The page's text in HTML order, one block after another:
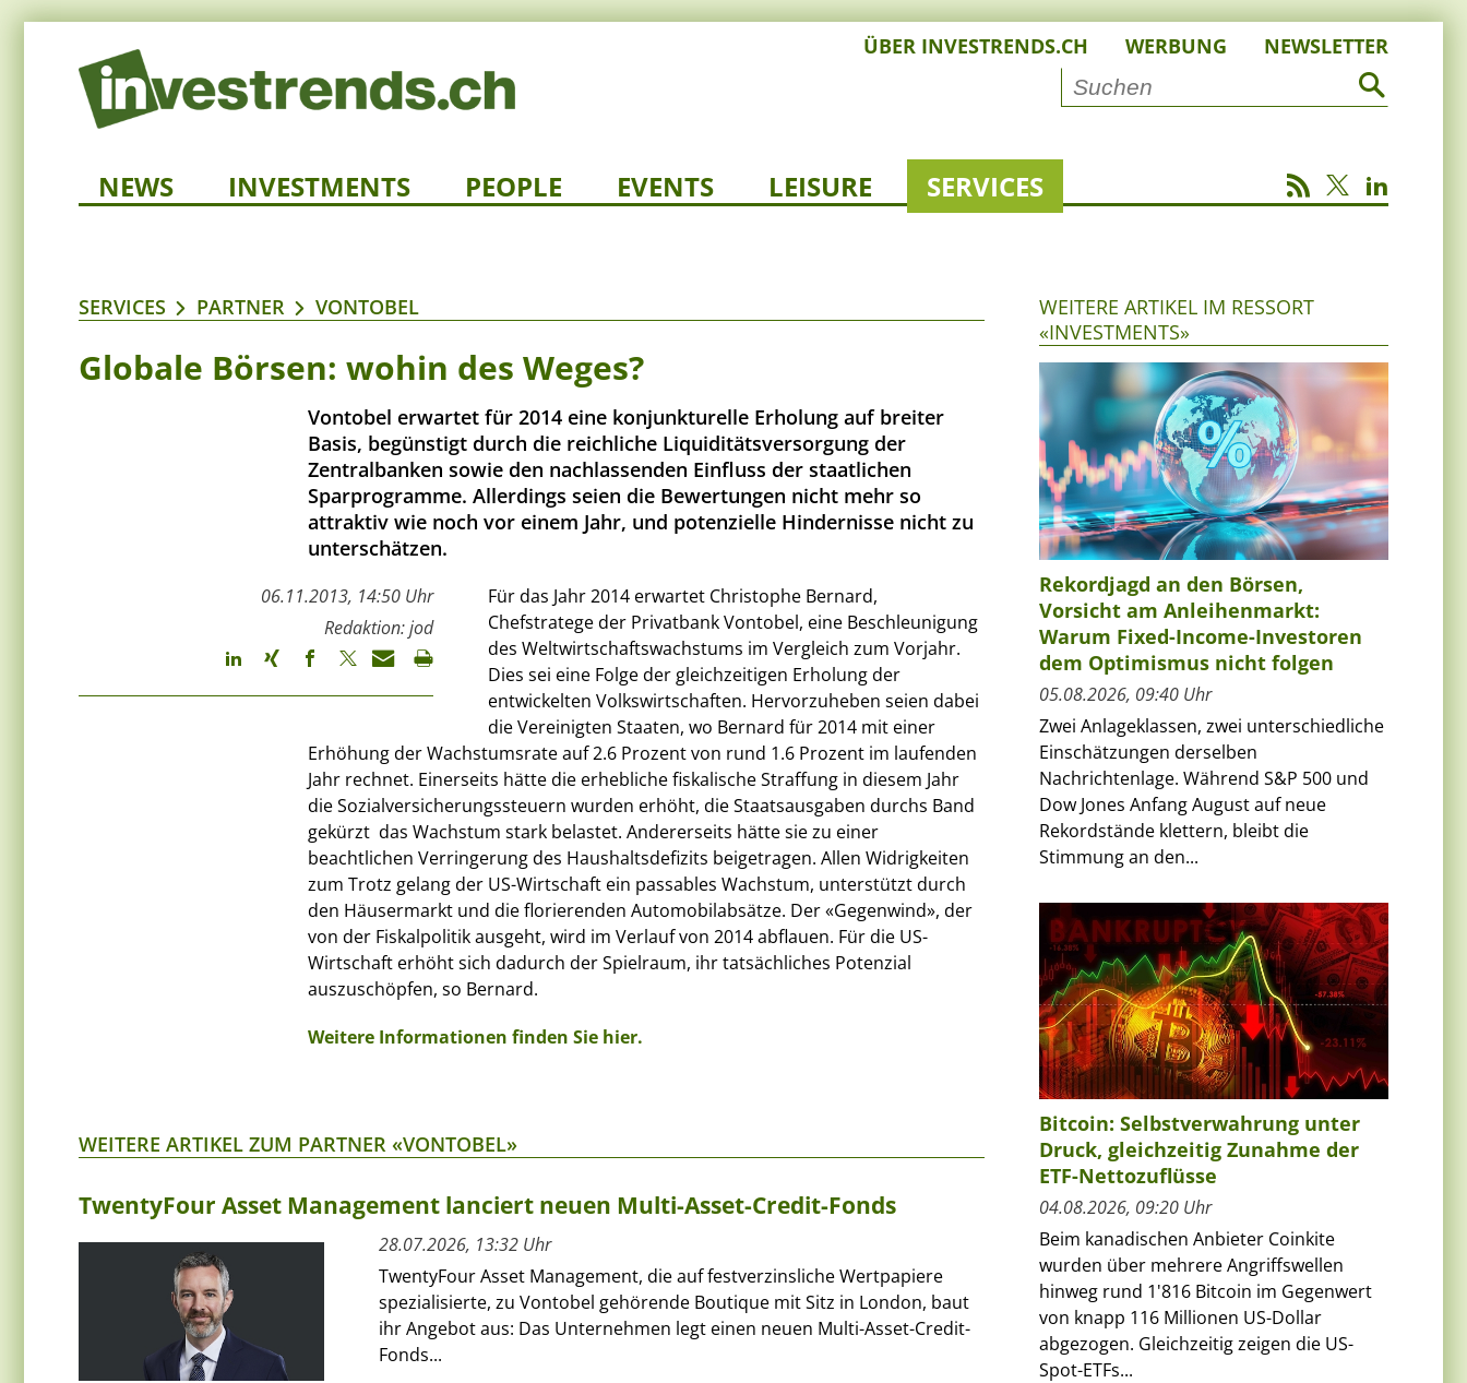
ÜBER INVESTRENDS.CH WERBUNG NEWSLETTER
NEWS INVESTMENTS PEOPLE EVENTS LEISURE SERVICES
SERVICES PARTNER VONTOBEL
Globale Börsen: wohin des Weges?
Vontobel erwartet für 2014 eine konjunkturelle Erholung auf breiter
Basis, begünstigt durch die reichliche Liquiditätsversorgung der
Zentralbanken sowie den nachlassenden Einfluss der staatlichen
Sparprogramme. Allerdings seien die Bewertungen nicht mehr so
attraktiv wie noch vor einem Jahr, und potenzielle Hindernisse nicht zu
unterschätzen.
06.11.2013, 14:50 Uhr
Redaktion: jod
Für das Jahr 2014 erwartet Christophe Bernard,
Chefstratege der Privatbank Vontobel, eine Beschleunigung
des Weltwirtschaftswachstums im Vergleich zum Vorjahr.
Dies sei eine Folge der gleichzeitigen Erholung der
entwickelten Volkswirtschaften. Hervorzuheben seien dabei
die Vereinigten Staaten, wo Bernard für 2014 mit einer
Erhöhung der Wachstumsrate auf 2.6 Prozent von rund 1.6 Prozent im laufenden
Jahr rechnet. Einerseits hätte die erhebliche fiskalische Straffung in diesem Jahr 
die Sozialversicherungssteuern wurden erhöht, die Staatsausgaben durchs Band
gekürzt  das Wachstum stark belastet. Andererseits hätte sie zu einer
beachtlichen Verringerung des Haushaltsdefizits beigetragen. Allen Widrigkeiten
zum Trotz gelang der US-Wirtschaft ein passables Wachstum, unterstützt durch
den Häusermarkt und die florierenden Automobilabsätze. Der «Gegenwind», der
von der Fiskalpolitik ausgeht, wird im Verlauf von 2014 abflauen. Für die US-
Wirtschaft erhöht sich dadurch der Spielraum, ihr tatsächliches Potenzial
auszuschöpfen, so Bernard.
Weitere Informationen finden Sie hier.
WEITERE ARTIKEL ZUM PARTNER «VONTOBEL»
TwentyFour Asset Management lanciert neuen Multi-Asset-Credit-Fonds
28.07.2026, 13:32 Uhr
TwentyFour Asset Management, die auf festverzinsliche Wertpapiere
spezialisierte, zu Vontobel gehörende Boutique mit Sitz in London, baut
ihr Angebot aus: Das Unternehmen legt einen neuen Multi-Asset-Credit-
Fonds...
WEITERE ARTIKEL IM RESSORT
«INVESTMENTS»
Rekordjagd an den Börsen,
Vorsicht am Anleihenmarkt:
Warum Fixed-Income-Investoren
dem Optimismus nicht folgen
05.08.2026, 09:40 Uhr
Zwei Anlageklassen, zwei unterschiedliche
Einschätzungen derselben
Nachrichtenlage. Während S&P 500 und
Dow Jones Anfang August auf neue
Rekordstände klettern, bleibt die
Stimmung an den...
Bitcoin: Selbstverwahrung unter
Druck, gleichzeitig Zunahme der
ETF-Nettozuflüsse
04.08.2026, 09:20 Uhr
Beim kanadischen Anbieter Coinkite
wurden über mehrere Angriffswellen
hinweg rund 1'816 Bitcoin im Gegenwert
von knapp 116 Millionen US-Dollar
abgezogen. Gleichzeitig zeigen die US-
Spot-ETFs...